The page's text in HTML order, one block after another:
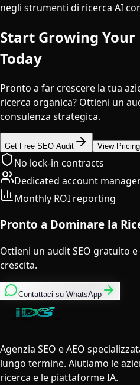
negli strumenti di ricerca AI
Start Growing Your
Today
Pronto a far crescere la tua
ricerca organica? Ottieni un
consulenza strategica.
Get Free SEO Audit View Pricing
No lock-in contracts
Dedicated account
Monthly ROI reporting
Pronto a Dominare la
Ottieni un audit SEO gratuito
crescita.
Contattaci su WhatsApp
Agenzia SEO e AEO
lungo termine. Aiutiamo le
ricerca e le piattaforme IA.